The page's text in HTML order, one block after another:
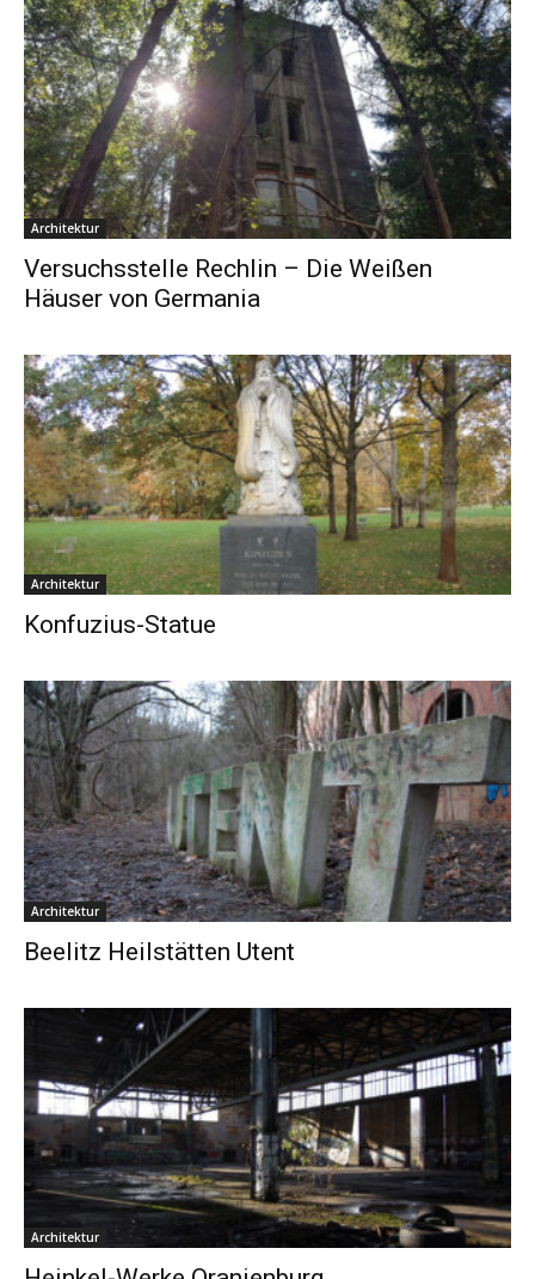
Architektur
Versuchsstelle Rechlin – Die Weißen
Häuser von Germania
Architektur
Konfuzius-Statue
Architektur
Beelitz Heilstätten Utent
Architektur